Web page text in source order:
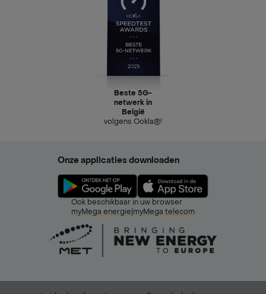
Beste 5G-
netwerk in
België
volgens Ookla®!
Onze applicaties downloaden
Ook beschikbaar in uw browser
myMega energie myMega telecom